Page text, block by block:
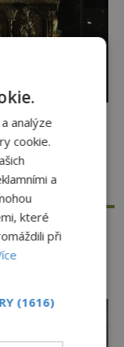
Jak se
do
fascinuje
světě. Tato
století je po
České
1985 po
analýze
cookie.
a
které
při
(1616)